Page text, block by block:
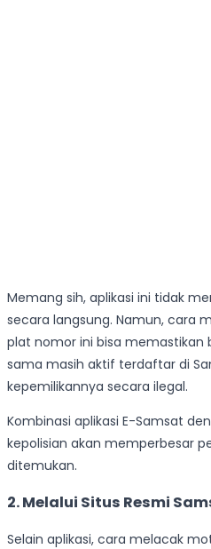
Memang sih, aplikasi ini tidak
secara langsung. Namun, cara
plat nomor ini bisa memastikan
sama masih aktif terdaftar di
kepemilikannya secara ilegal.
Kombinasi aplikasi E-Samsat
kepolisian akan memperbesar
ditemukan.
2. Melalui Situs Resmi
Selain aplikasi, cara melacak